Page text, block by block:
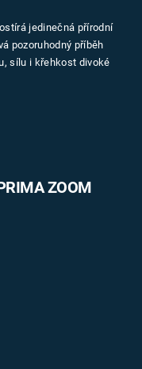
jedinečná přírodní
pozoruhodný příběh
sílu i křehkost divoké
ZOOM